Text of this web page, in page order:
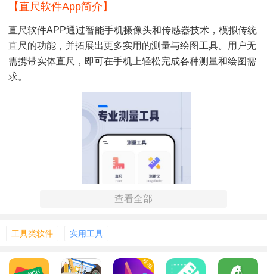
【直尺软件app简介】
直尺软件APP通过智能手机摄像头和传感器技术，模拟传统
直尺的功能，并拓展出更多实用的测量与绘图工具。用户无
需携带实体直尺，即可在手机上轻松完成各种测量和绘图需
求。
查看全部
工具类软件 实用工具